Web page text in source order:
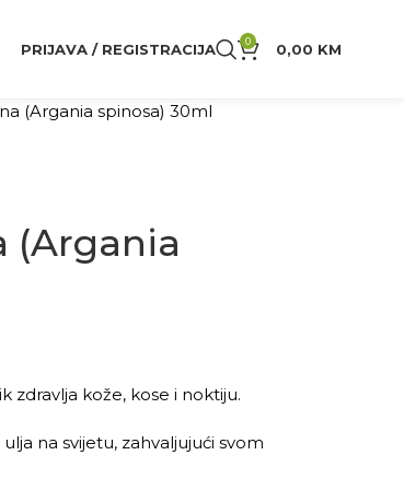
PRIJAVA / REGISTRACIJA 0 0,00 KM
(Argania spinosa) 30ml
(Argania
zdravlja kože, kose i noktiju.
na svijetu, zahvaljujući svom